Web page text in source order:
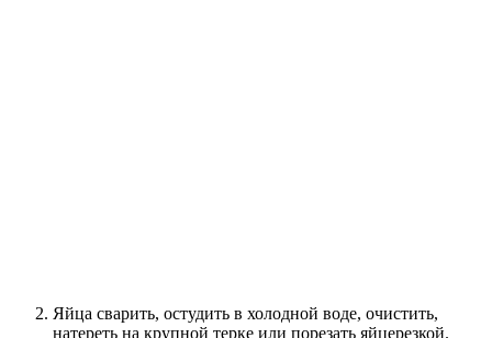
Яйца сварить, остудить в холодной воде, очистить,
натереть на крупной терке или порезать яйцерезкой.